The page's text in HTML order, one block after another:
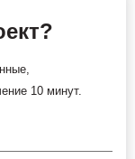
10 минут.